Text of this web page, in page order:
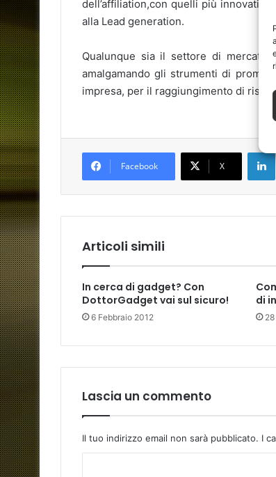
dell’affiliation,con quelli più innovativi
alla Lead generation.
Qualunque sia il settore di mercato
amalgamando gli strumenti di
impresa, per il raggiungimento di
Facebook X
Articoli simili
In cerca di gadget? Con
DottorGadget vai sul sicuro!
6 Febbraio 2012
di
Lascia un commento
Il tuo indirizzo email non sarà pubblicato. I